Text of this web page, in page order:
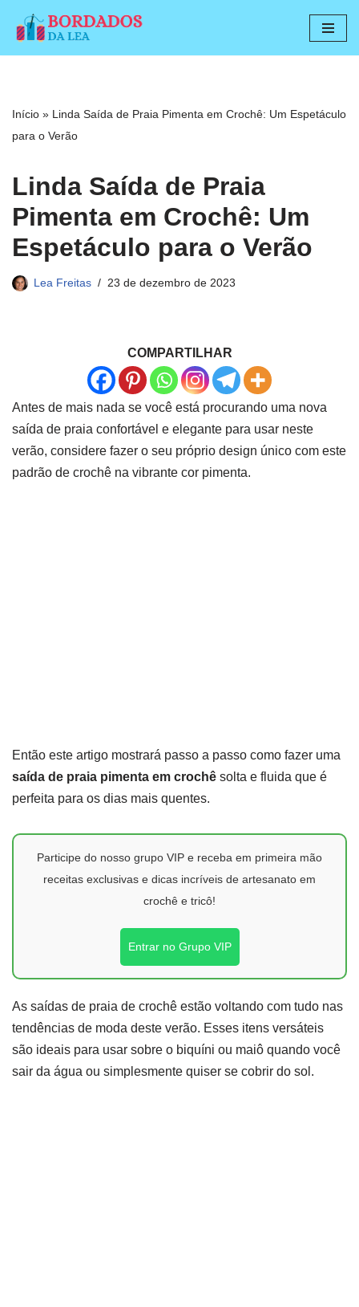
Pular
conteúdo
Início » Linda Saída de Praia Pimenta em Crochê: Um Espetáculo
para o Verão
Linda Saída de Praia
Pimenta em Crochê: Um
Espetáculo para o Verão
Lea Freitas 23 de dezembro de 2023
COMPARTILHAR
Antes de mais nada se você está procurando uma nova
saída de praia confortável e elegante para usar neste
verão, considere fazer o seu próprio design único com este
padrão de crochê na vibrante cor pimenta.
Então este artigo mostrará passo a passo como fazer uma
saída de praia pimenta em crochê solta e fluida que é
perfeita para os dias mais quentes.
Participe do nosso grupo VIP e receba em primeira mão
receitas exclusivas e dicas incríveis de artesanato em
crochê e tricô!
Entrar no Grupo VIP
As saídas de praia de crochê estão voltando com tudo nas
tendências de moda deste verão. Esses itens versáteis
são ideais para usar sobre o biquíni ou maiô quando você
sair da água ou simplesmente quiser se cobrir do sol.